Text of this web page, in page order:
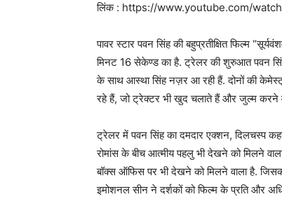
लिंक : https://www.youtube.com/
पावर स्टार पवन सिंह की बहुप्रतीक्षित फिल्म
मिनट 16 सेकेण्ड का है. ट्रेलर की शुरुआत पवन
के साथ आस्था सिंह नज़र आ रही हैं. दोनों की
रहे हैं, जो ट्रेक्टर भी खुद चलाते हैं और जुल्म करने
ट्रेलर में पवन सिंह का दमदार एक्शन, दिलचस्प
रोमांस के बीच आत्मीय पहलु भी देखने को मिलने
बॉक्स ऑफिस पर भी देखने को मिलने वाला है.
इमोशनल सीन ने दर्शकों को फिल्म के प्रति और